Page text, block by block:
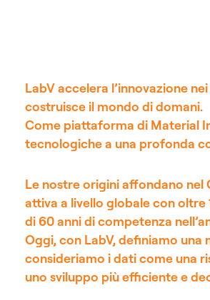
LabV accelera l’innovazione
costruisce il mondo di domani.
Come piattaforma di Material
tecnologiche a una profonda
Le nostre origini affondano nel
attiva a livello globale con oltre
di 60 anni di competenza
Oggi, con LabV, definiamo
consideriamo i dati come una
uno sviluppo più efficiente e